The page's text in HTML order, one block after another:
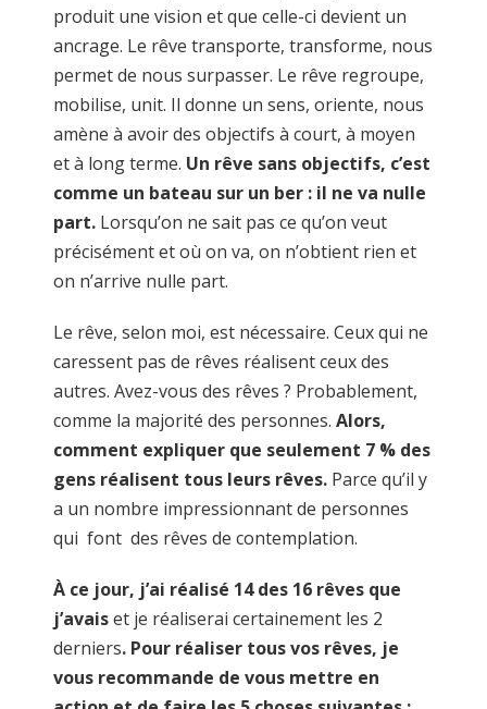
produit une vision et que celle-ci devient un
ancrage. Le rêve transporte, transforme, nous
permet de nous surpasser. Le rêve regroupe,
mobilise, unit. Il donne un sens, oriente, nous
amène à avoir des objectifs à court, à moyen
et à long terme. Un rêve sans objectifs, c’est
comme un bateau sur un ber : il ne va nulle
part. Lorsqu’on ne sait pas ce qu’on veut
précisément et où on va, on n’obtient rien et
on n’arrive nulle part.
Le rêve, selon moi, est nécessaire. Ceux qui ne
caressent pas de rêves réalisent ceux des
autres. Avez-vous des rêves ? Probablement,
comme la majorité des personnes. Alors,
comment expliquer que seulement 7 % des
gens réalisent tous leurs rêves. Parce qu’il y
a un nombre impressionnant de personnes
qui font des rêves de contemplation.
À ce jour, j’ai réalisé 14 des 16 rêves que
j’avaiset je réaliserai certainement les 2
derniers. Pour réaliser tous vos rêves, je
vous recommande de vous mettre en